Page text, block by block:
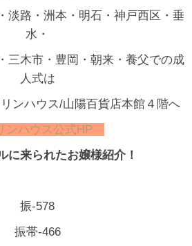
淡路・洲本・明石・神戸西区・垂
水・
三木市・豊岡・朝来・養父での成
人式は
ンハウス/山陽百貨店本館４階へ
ンハウス公式HP
に来られたお嬢様紹介！
振-578
振帯-466